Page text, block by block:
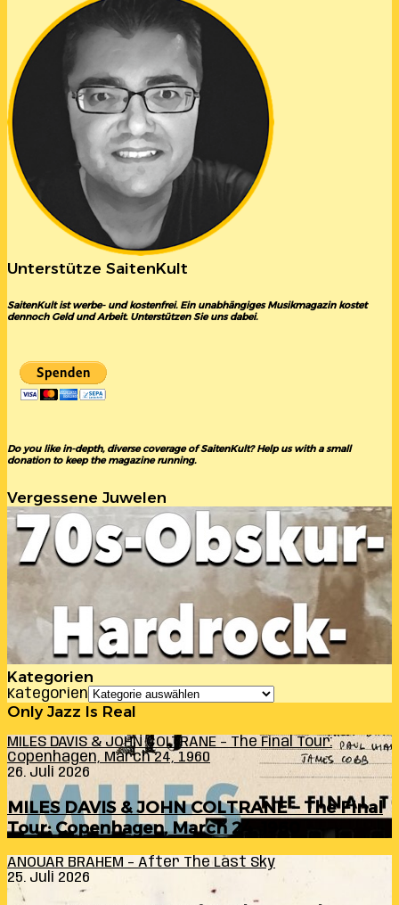
Unterstütze SaitenKult
SaitenKult ist werbe- und kostenfrei. Ein unabhängiges Musikmagazin kostet
dennoch Geld und Arbeit. Unterstützen Sie uns dabei.
Do you like in-depth, diverse coverage of SaitenKult? Help us with a small
donation to keep the magazine running.
Vergessene Juwelen
Kategorien
Kategorien
Only Jazz Is Real
MILES DAVIS & JOHN COLTRANE – The Final Tour:
Copenhagen, March 24, 1960
26. Juli 2026
MILES DAVIS & JOHN COLTRANE – The Final
Tour: Copenhagen, March 24, 1960
ANOUAR BRAHEM – After The Last Sky
25. Juli 2026